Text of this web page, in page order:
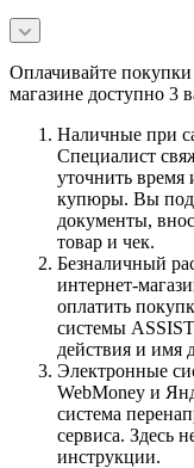
Оплачивайте
магазине доступно 3
Наличные при
Специалист
уточнить время
купюры. Вы
документы,
товар и чек.
Безналичный
интернет-
оплатить
системы
действия и имя
Электронные
WebMoney и
система
сервиса. Здесь
инструкции.